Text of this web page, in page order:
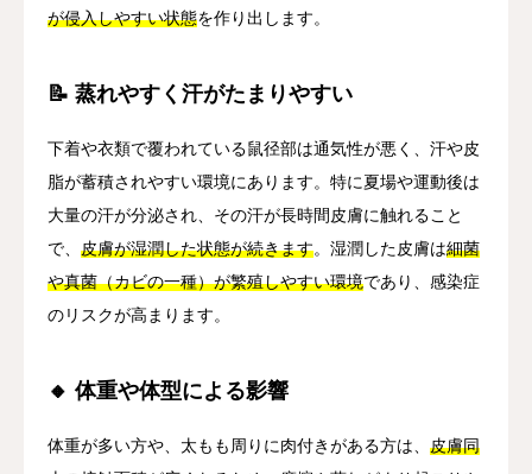
が侵入しやすい状態を作り出します。
📝 蒸れやすく汗がたまりやすい
下着や衣類で覆われている鼠径部は通気性が悪く、汗や皮
脂が蓄積されやすい環境にあります。特に夏場や運動後は
大量の汗が分泌され、その汗が長時間皮膚に触れること
で、 皮膚が湿潤した状態が続きます。湿潤した皮膚は細菌
や真菌（カビの一種）が繁殖しやすい環境であり、感染症
のリスクが高まります。
🔸 体重や体型による影響
体重が多い方や、太もも周りに肉付きがある方は、 皮膚同